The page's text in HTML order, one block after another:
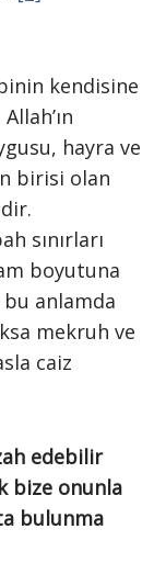
kendisine
hayra ve
birisi olan
sınırları
boyutuna
anlamda
mekruh ve
caiz
edebilir
bize onunla
bulunma